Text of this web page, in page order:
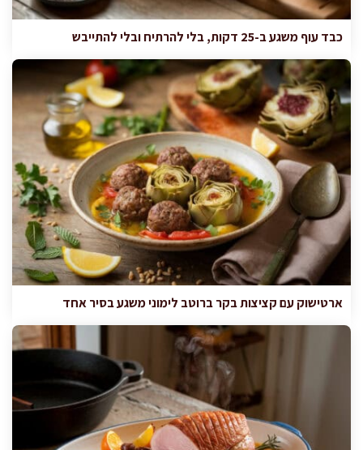
כבד עוף משגע ב-25 דקות, בלי להרתיח ובלי להתייבש
ארטישוק עם קציצות בקר ברוטב לימוני משגע בסיר אחד